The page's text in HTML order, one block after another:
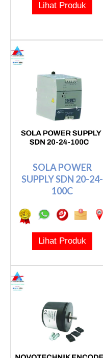
Lihat Produk
SOLA POWER
SUPPLY SDN 20-24-
100C
Lihat Produk